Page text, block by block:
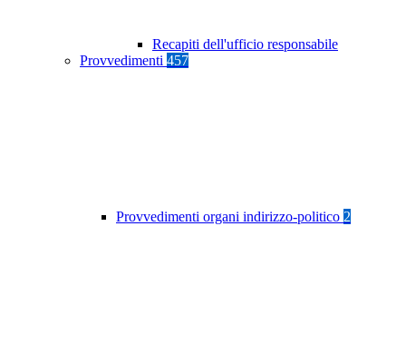
Recapiti dell'ufficio responsabile
Provvedimenti 457
Provvedimenti organi indirizzo-politico 2